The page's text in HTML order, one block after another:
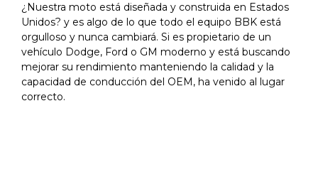
¿Nuestra moto está diseñada y construida en Estados
Unidos? y es algo de lo que todo el equipo BBK está
orgulloso y nunca cambiará. Si es propietario de un
vehículo Dodge, Ford o GM moderno y está buscando
mejorar su rendimiento manteniendo la calidad y la
capacidad de conducción del OEM, ha venido al lugar
correcto.